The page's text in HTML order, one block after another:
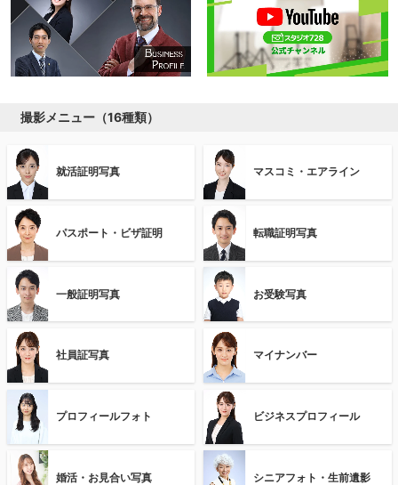
撮影メニュー（16種類）
就活証明写真 マスコミ・エアライン
パスポート・ビザ証明 転職証明写真
一般証明写真 お受験写真
社員証写真 マイナンバー
プロフィールフォト ビジネスプロフィール
婚活・お見合い写真 シニアフォト・生前遺影